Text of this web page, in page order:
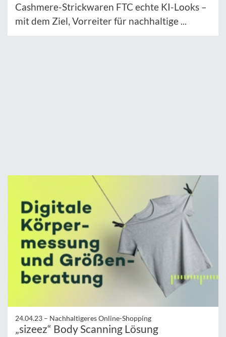
Cashmere-Strickwaren FTC echte KI-Looks –
mit dem Ziel, Vorreiter für nachhaltige ...
24.04.23 – Nachhaltigeres Online-Shopping
„sizeez“ Body Scanning Lösung